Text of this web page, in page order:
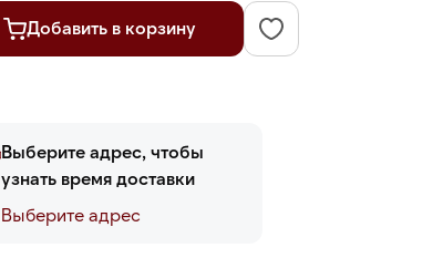
Добавить в корзину
Выберите адрес, чтобы
узнать время доставки
Выберите адреc